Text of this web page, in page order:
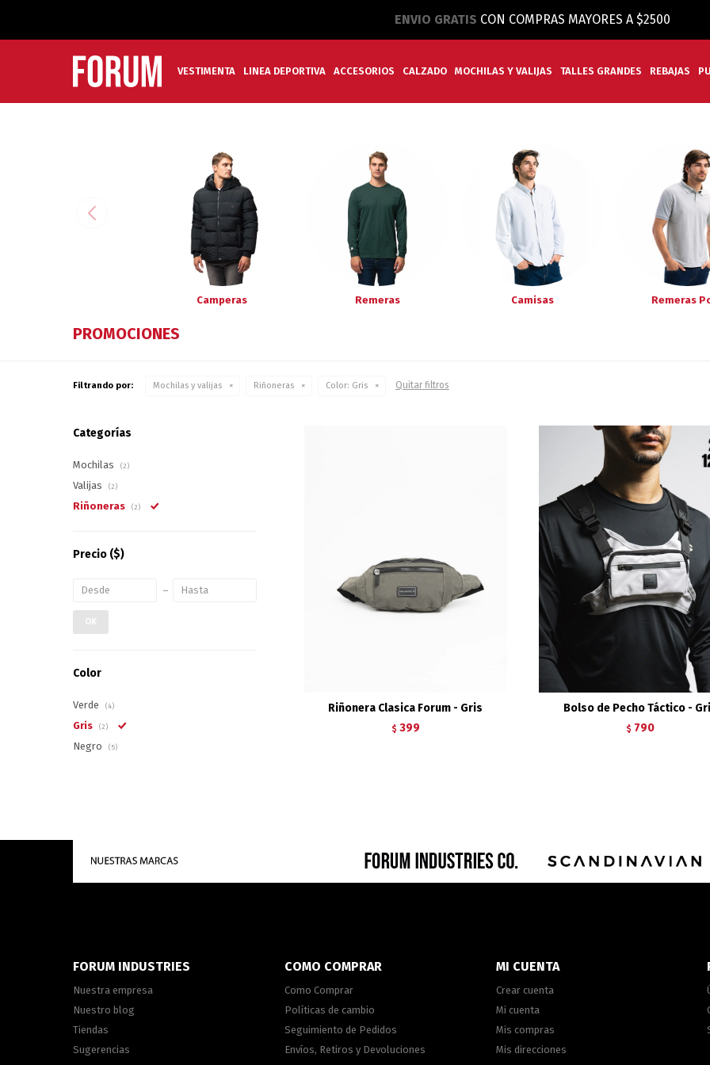
ENVIO GRATIS CON COMPRAS MAYORES A $2500
VESTIMENTA LINEA DEPORTIVA ACCESORIOS CALZADO MOCHILAS Y VALIJAS TALLES GRANDES REBAJAS
Camperas Remeras Camisas Remeras
PROMOCIONES
Filtrando por: Mochilas y valijas Riñoneras Color: Gris Quitar filtros
Riñonera Clasica Forum - Gris
$ 399
Bolso de Pecho Táctico -
$ 790
Categorías
Mochilas (2)
Valijas (2)
Riñoneras (2)
Precio ($)
OK
Color
Verde (4)
Gris (2)
Negro (5)
FORUM INDUSTRIES
Nuestra empresa
Nuestro blog
Tiendas
Sugerencias
COMO COMPRAR
Como Comprar
Políticas de cambio
Seguimiento de Pedidos
Envíos, Retiros y Devoluciones
MI CUENTA
Crear cuenta
Mi cuenta
Mis compras
Mis direcciones